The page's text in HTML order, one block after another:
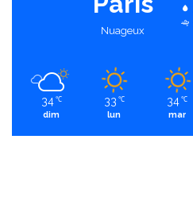
Nuageux
34 ℃
dim
33 ℃
lun
34 ℃
mar